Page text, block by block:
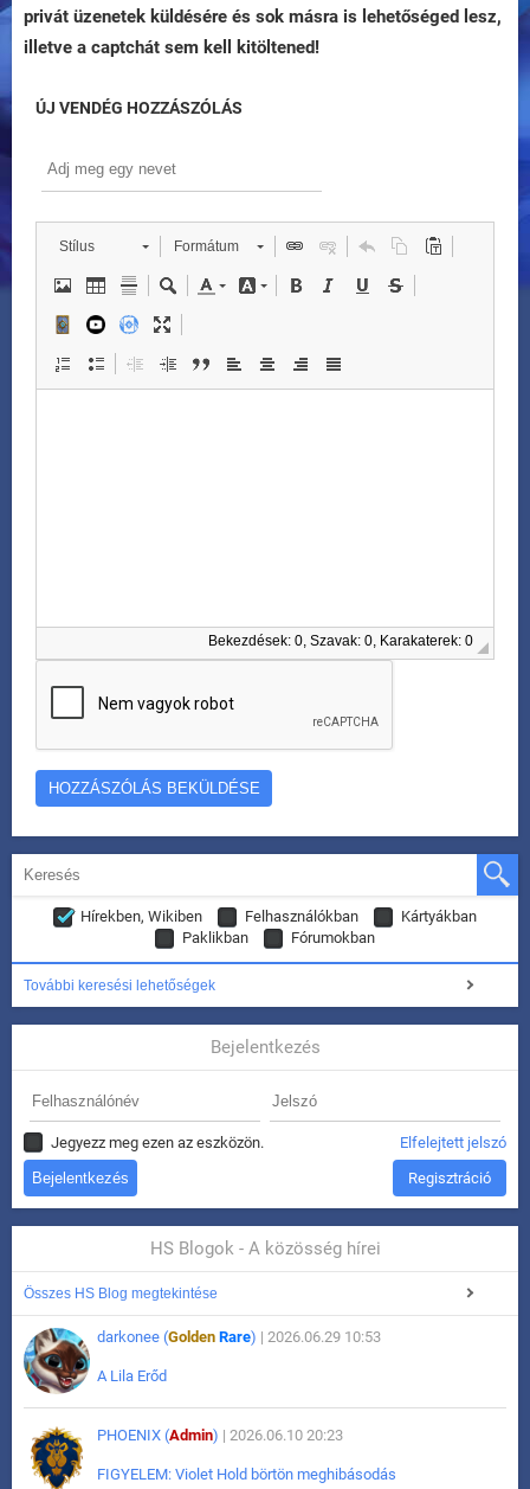
privát üzenetek küldésére és sok másra is lehetőséged lesz,
illetve a captchát sem kell kitöltened!
ÚJ VENDÉG HOZZÁSZÓLÁS
Stílus Formátum
Bekezdések: 0, Szavak: 0, Karakaterek: 0
Hírekben, Wikiben Felhasználókban
Kártyákban
Paklikban
Fórumokban
További keresési lehetőségek
Bejelentkezés
Jegyezz meg ezen az eszközön. Elfelejtett jelszó
Regisztráció
HS Blogok - A közösség hírei
Összes HS Blog megtekintése
darkonee (Golden Rare) | 2026.06.29 10:53
A Lila Erőd
PHOENIX (Admin) | 2026.06.10 20:23
FIGYELEM: Violet Hold börtön meghibásodás